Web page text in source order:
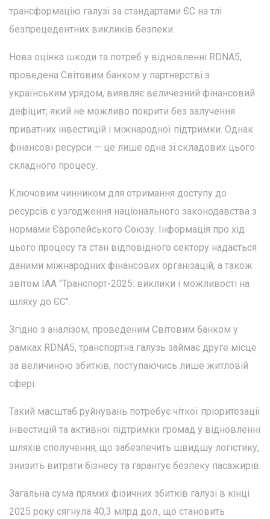
трансформацію галузі за стандартами ЄС на тлі
безпрецедентних викликів безпеки.
Нова оцінка шкоди та потреб у відновленні RDNA5,
проведена Світовим банком у партнерстві з
українським урядом, виявляє величезний фінансовий
дефіцит, який не можливо покрити без залучення
приватних інвестицій і міжнародної підтримки. Однак
фінансові ресурси — це лише одна зі складових цього
складного процесу.
Ключовим чинником для отримання доступу до
ресурсів є узгодження національного законодавства з
нормами Європейського Союзу. Інформація про хід
цього процесу та стан відповідного сектору надається
даними міжнародних фінансових організацій, а також
звітом ІАА "Транспорт-2025: виклики і можливості на
шляху до ЄС".
Згідно з аналізом, проведеним Світовим банком у
рамках RDNA5, транспортна галузь займає друге місце
за величиною збитків, поступаючись лише житловій
сфері.
Такий масштаб руйнувань потребує чіткої пріоритезації
інвестицій та активної підтримки громад у відновленні
шляхів сполучення, що забезпечить швидшу логістику,
знизить витрати бізнесу та гарантує безпеку пасажирів.
Загальна сума прямих фізичних збитків галузі в кінці
2025 року сягнула 40,3 млрд дол., що становить